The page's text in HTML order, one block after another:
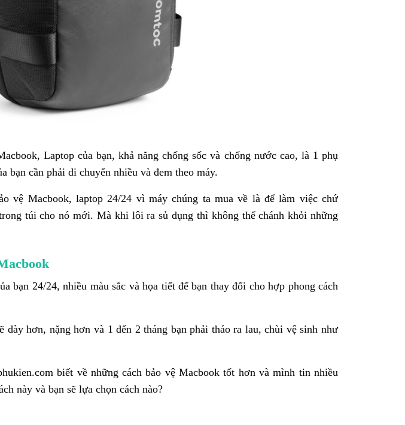
Laptop của bạn, khả năng chống sốc và chống nước cao, là 1 phụ
bạn cần phải di chuyển nhiều và đem theo máy.
vệ Macbook, laptop 24/24 vì máy chúng ta mua về là để làm việc chứ
túi cho nó mới. Mà khi lôi ra sủ dụng thì không thể chánh khỏi những
bạn 24/24, nhiều màu sắc và họa tiết để bạn thay đổi cho hợp phong cách
dày hơn, nặng hơn và 1 đến 2 tháng bạn phải tháo ra lau, chùi vệ sinh như
biết về những cách bảo vệ Macbook tốt hơn và mình tin nhiều
này và bạn sẽ lựa chọn cách nào?